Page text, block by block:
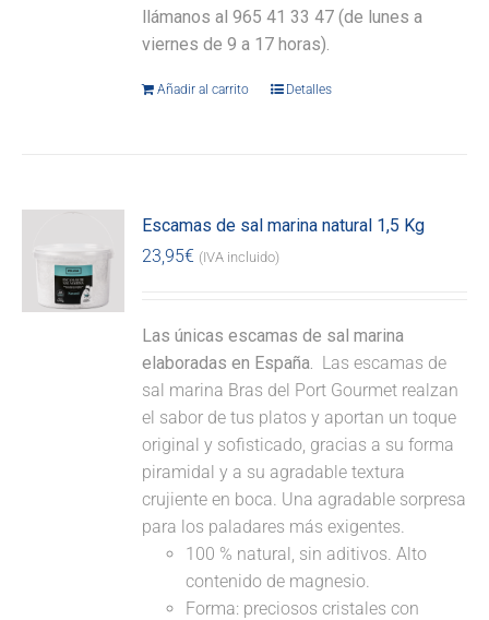
llámanos al 965 41 33 47 (de lunes a
viernes de 9 a 17 horas).
Añadir al carrito Detalles
Escamas de sal marina natural 1,5 Kg
23,95€ (IVA incluido)
Las únicas escamas de sal marina
elaboradas en España. Las escamas de
sal marina Bras del Port Gourmet realzan
el sabor de tus platos y aportan un toque
original y sofisticado, gracias a su forma
piramidal y a su agradable textura
crujiente en boca. Una agradable sorpresa
para los paladares más exigentes.
100 % natural, sin aditivos. Alto
contenido de magnesio.
Forma: preciosos cristales con